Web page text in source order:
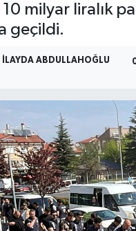
10 milyar liralık
geçildi.
İLAYDA ABDULLAHOĞLU